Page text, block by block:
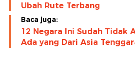
Ubah Rute Terbang
Baca juga:
12 Negara Ini Sudah Tidak
Ada yang Dari Asia